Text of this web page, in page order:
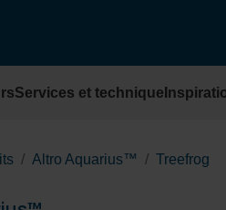
Services et technique
Altro Aquarius™ Treefrog